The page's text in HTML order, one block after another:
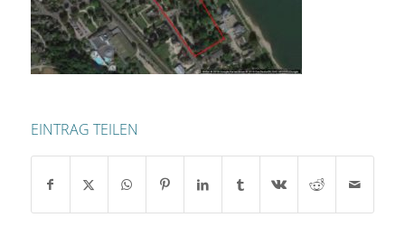
EINTRAG TEILEN